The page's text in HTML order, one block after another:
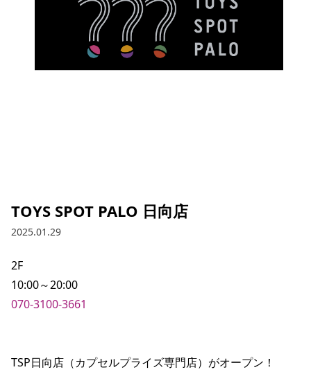
TOYS SPOT PALO 日向店
2025.01.29
2F
070-3100-3661
TSP日向店（カプセルプライズ専門店）がオープン！